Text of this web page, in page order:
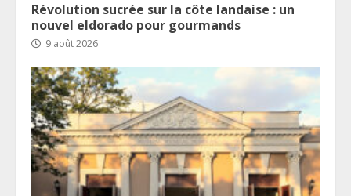
Révolution sucrée sur la côte landaise : un
nouvel eldorado pour gourmands
9 août 2026